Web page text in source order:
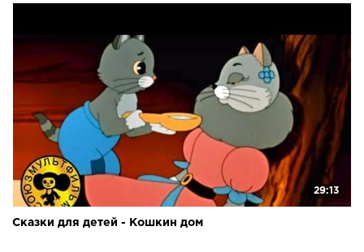
29:13
Сказки для детей - Кошкин дом